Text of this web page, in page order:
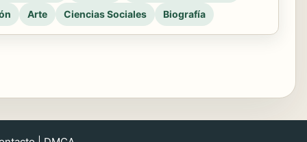
Arte Ciencias Sociales Biografía